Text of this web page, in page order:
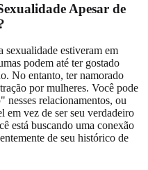
Apesar de
sexualidade estiveram em
podem até ter gostado
No entanto, ter namorado
por mulheres. Você pode
nesses relacionamentos, ou
em vez de ser seu verdadeiro
está buscando uma conexão
de seu histórico de